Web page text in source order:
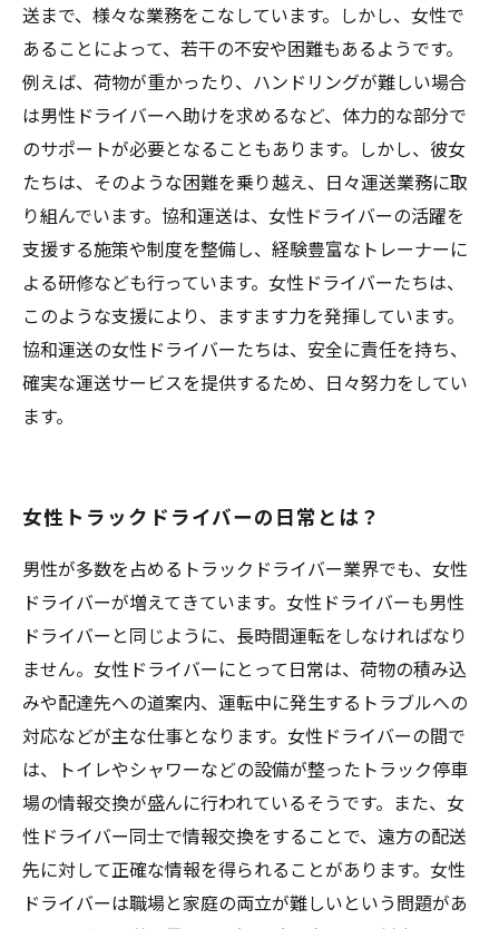
送まで、様々な業務をこなしています。しかし、女性で
あることによって、若干の不安や困難もあるようです。
例えば、荷物が重かったり、ハンドリングが難しい場合
は男性ドライバーへ助けを求めるなど、体力的な部分で
のサポートが必要となることもあります。しかし、彼女
たちは、そのような困難を乗り越え、日々運送業務に取
り組んでいます。協和運送は、女性ドライバーの活躍を
支援する施策や制度を整備し、経験豊富なトレーナーに
よる研修なども行っています。女性ドライバーたちは、
このような支援により、ますます力を発揮しています。
協和運送の女性ドライバーたちは、安全に責任を持ち、
確実な運送サービスを提供するため、日々努力をしてい
ます。
女性トラックドライバーの日常とは？
男性が多数を占めるトラックドライバー業界でも、女性
ドライバーが増えてきています。女性ドライバーも男性
ドライバーと同じように、長時間運転をしなければなり
ません。女性ドライバーにとって日常は、荷物の積み込
みや配達先への道案内、運転中に発生するトラブルへの
対応などが主な仕事となります。女性ドライバーの間で
は、トイレやシャワーなどの設備が整ったトラック停車
場の情報交換が盛んに行われているそうです。また、女
性ドライバー同士で情報交換をすることで、遠方の配送
先に対して正確な情報を得られることがあります。女性
ドライバーは職場と家庭の両立が難しいという問題があ